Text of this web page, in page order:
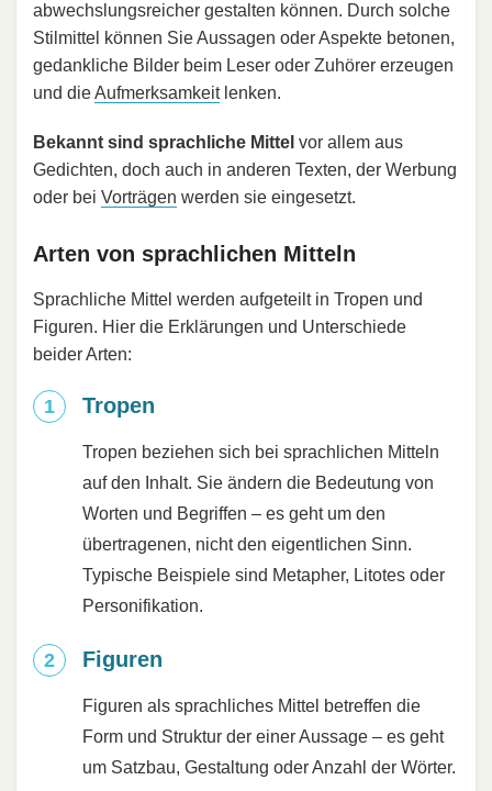
abwechslungsreicher gestalten können. Durch solche
Stilmittel können Sie Aussagen oder Aspekte betonen,
gedankliche Bilder beim Leser oder Zuhörer erzeugen
und dieAufmerksamkeitlenken.
Bekannt sind sprachliche Mittel vor allem aus
Gedichten, doch auch in anderen Texten, der Werbung
oder bei Vorträgen werden sie eingesetzt.
Arten von sprachlichen Mitteln
Sprachliche Mittel werden aufgeteilt in Tropen und
Figuren. Hier die Erklärungen und Unterschiede
beider Arten:
Tropen
Tropen beziehen sich bei sprachlichen Mitteln
auf den Inhalt. Sie ändern die Bedeutung von
Worten und Begriffen – es geht um den
übertragenen, nicht den eigentlichen Sinn.
Typische Beispiele sind Metapher, Litotes oder
Personifikation.
Figuren
Figuren als sprachliches Mittel betreffen die
Form und Struktur der einer Aussage – es geht
um Satzbau, Gestaltung oder Anzahl der Wörter.